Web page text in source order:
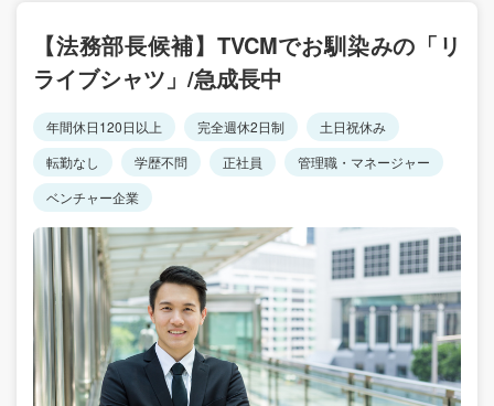
【法務部長候補】TVCMでお馴染みの「リ
ライブシャツ」/急成長中
年間休日120日以上 完全週休2日制
土日祝休み
転勤なし
学歴不問 正社員
管理職・マネージャー
ベンチャー企業